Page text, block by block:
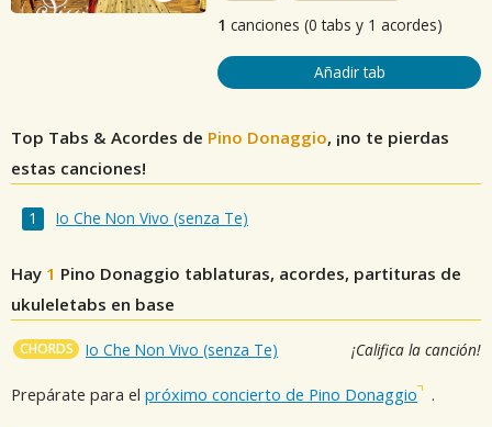
1 canciones (0 tabs y 1 acordes)
Añadir tab
Top Tabs & Acordes de Pino Donaggio, ¡no te pierdas
estas canciones!
Io Che Non Vivo (senza Te)
Hay 1 Pino Donaggio tablaturas, acordes, partituras de
ukuleletabs en base
CHORDS Io Che Non Vivo (senza Te) ¡Califica la canción!
Prepárate para el próximo concierto de Pino Donaggio .